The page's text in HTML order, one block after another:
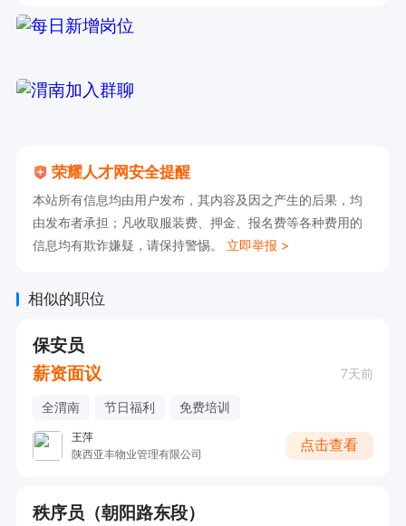
荣耀人才网安全提醒
本站所有信息均由用户发布，其内容及因之产生的后果，均
由发布者承担；凡收取服装费、押金、报名费等各种费用的
信息均有欺诈嫌疑，请保持警惕。 立即举报 >
相似的职位
保安员
薪资面议
7天前
全渭南 节日福利 免费培训
王萍
陕西亚丰物业管理有限公司
点击查看
秩序员（朝阳路东段）